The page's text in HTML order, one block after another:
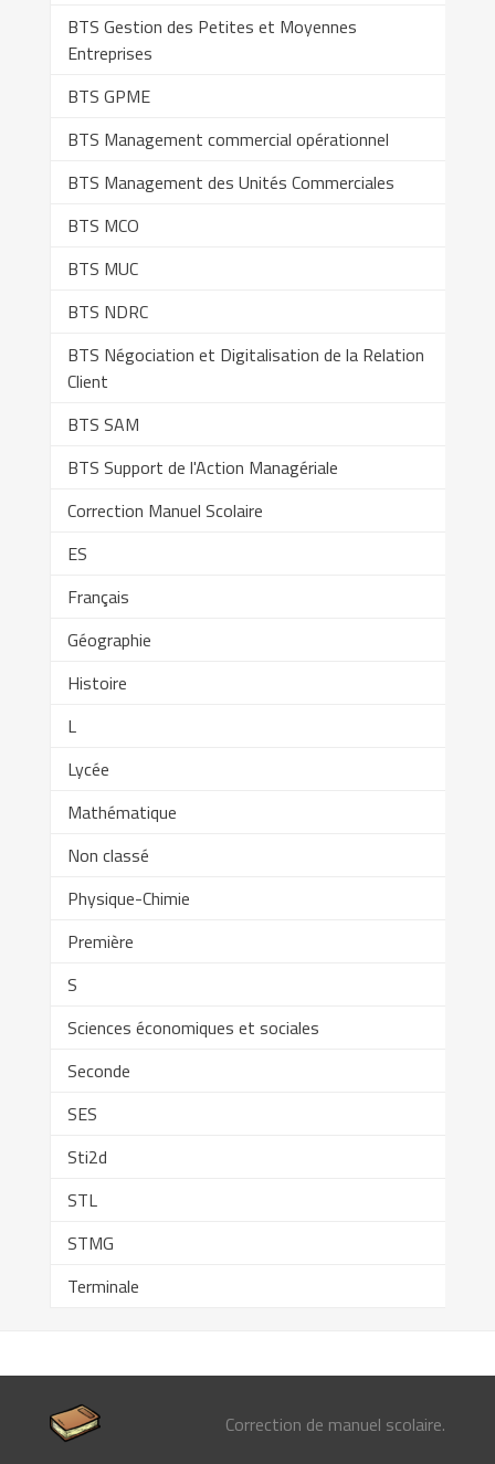
BTS Gestion des Petites et Moyennes
Entreprises
BTS GPME
BTS Management commercial opérationnel
BTS Management des Unités Commerciales
BTS MCO
BTS MUC
BTS NDRC
BTS Négociation et Digitalisation de la Relation
Client
BTS SAM
BTS Support de l'Action Managériale
Correction Manuel Scolaire
ES
Français
Géographie
Histoire
L
Lycée
Mathématique
Non classé
Physique-Chimie
Première
S
Sciences économiques et sociales
Seconde
SES
Sti2d
STL
STMG
Terminale
Correction de manuel scolaire.